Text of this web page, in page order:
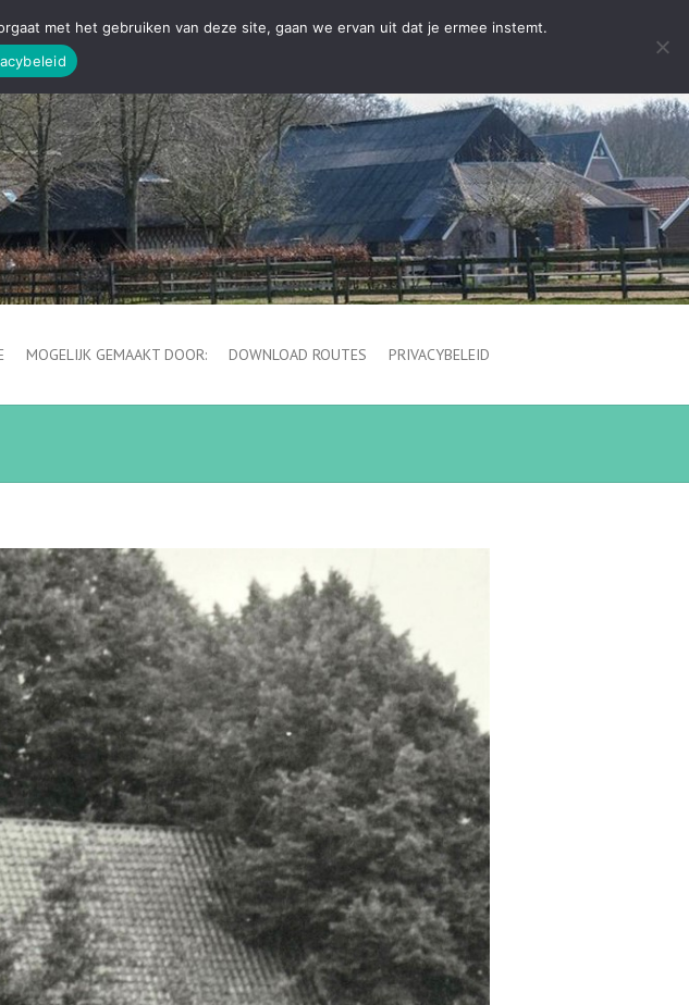
MOGELIJK GEMAAKT DOOR: DOWNLOAD ROUTES PRIVACYBELEID
met het gebruiken van deze site, gaan we ervan uit dat je ermee instemt.